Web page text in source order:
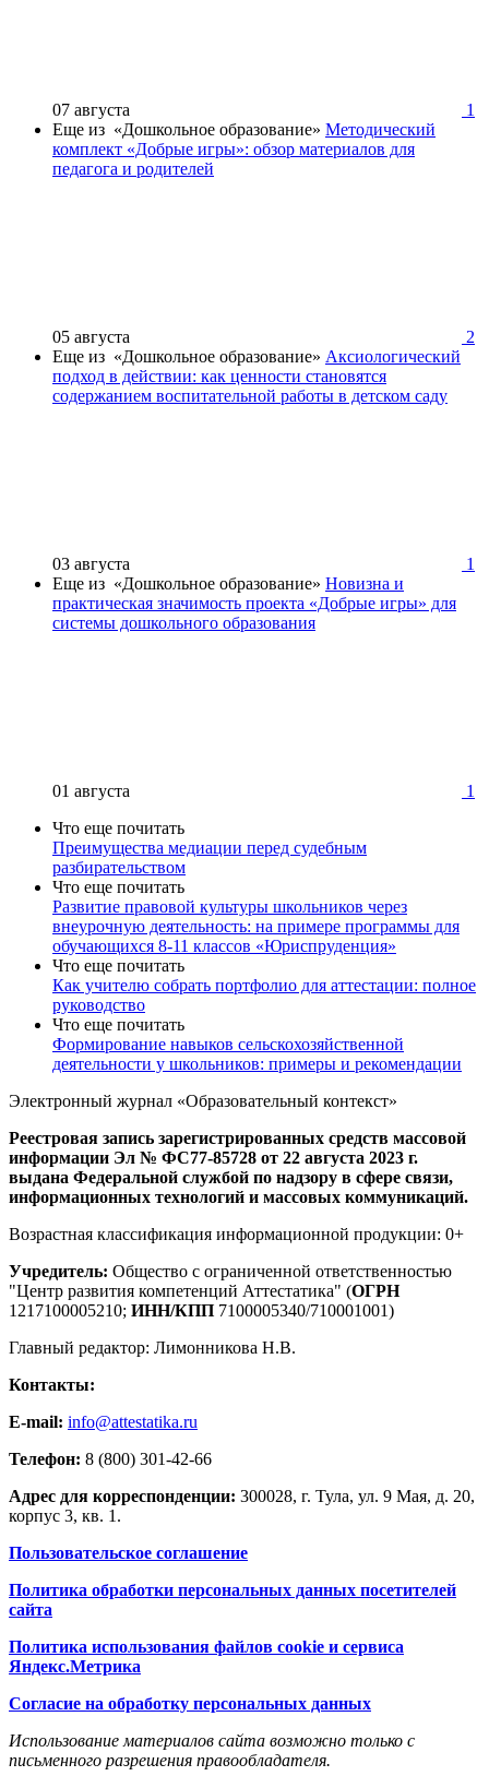
07 августа
1
Еще из «Дошкольное образование» Методический
комплект «Добрые игры»: обзор материалов для
педагога и родителей
05 августа
2
Еще из «Дошкольное образование» Аксиологический
подход в действии: как ценности становятся
содержанием воспитательной работы в детском саду
03 августа
1
Еще из «Дошкольное образование» Новизна и
практическая значимость проекта «Добрые игры» для
системы дошкольного образования
01 августа
1
Что еще почитать
Преимущества медиации перед судебным
разбирательством
Что еще почитать
Развитие правовой культуры школьников через
внеурочную деятельность: на примере программы для
обучающихся 8-11 классов «Юриспруденция»
Что еще почитать
Как учителю собрать портфолио для аттестации: полное
руководство
Что еще почитать
Формирование навыков сельскохозяйственной
деятельности у школьников: примеры и рекомендации
Электронный журнал «Образовательный контекст»
Реестровая запись зарегистрированных средств массовой
информации Эл № ФС77-85728 от 22 августа 2023 г.
выдана Федеральной службой по надзору в сфере связи,
информационных технологий и массовых коммуникаций.
Возрастная классификация информационной продукции: 0+
Учредитель: Общество с ограниченной ответственностью
"Центр развития компетенций Аттестатика" (ОГРН
1217100005210; ИНН/КПП 7100005340/710001001)
Главный редактор: Лимонникова Н.В.
Контакты:
E-mail: info@attestatika.ru
Телефон: 8 (800) 301-42-66
Адрес для корреспонденции: 300028, г. Тула, ул. 9 Мая, д. 20,
корпус 3, кв. 1.
Пользовательское соглашение
Политика обработки персональных данных посетителей
сайта
Политика использования файлов cookie и сервиса
Яндекс.Метрика
Согласие на обработку персональных данных
Использование материалов сайта возможно только с
письменного разрешения правообладателя.